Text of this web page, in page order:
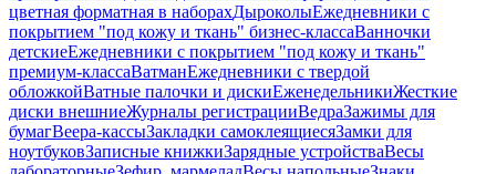
цветная форматная в наборахДыроколыЕжедневники с
покрытием "под кожу и ткань" бизнес-классаВанночки
детскиеЕжедневники с покрытием "под кожу и ткань"
премиум-классаВатманЕжедневники с твердой
обложкойВатные палочки и дискиЕженедельникиЖесткие
диски внешниеЖурналы регистрацииВедраЗажимы для
бумагВеера-кассыЗакладки самоклеящиесяЗамки для
ноутбуковЗаписные книжкиЗарядные устройстваВесы